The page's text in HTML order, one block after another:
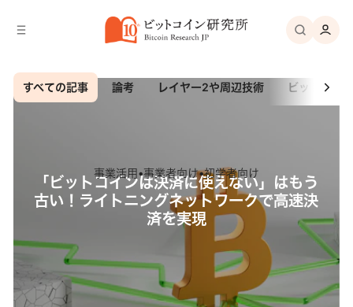
ビ
ッ
研
究
所
すべての記事 論考 レイヤー2や周辺技術 ビットコイ
事業活用•事業者向け•初学者向け
「ビットコインは決済に使えない」はもう
古い！ライトニングネットワークで高速決
済を実現